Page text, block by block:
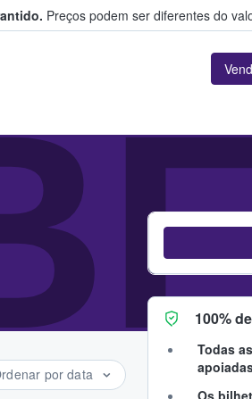
Preços podem ser diferentes do
por data
100%
Todas
Os